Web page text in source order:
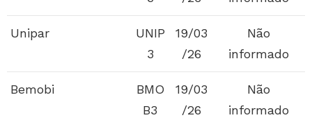
Unipar
UNIP
3
19/03
/26
Não
informado
Bemobi
BMO
B3
19/03
/26
Não
informado